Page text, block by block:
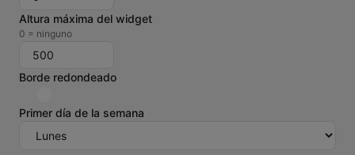
Altura máxima del widget
0 = ninguno
Borde redondeado
Primer día de la semana